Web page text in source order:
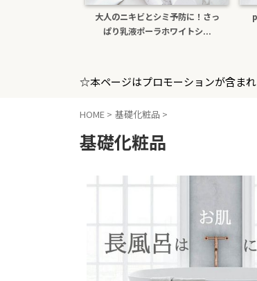
polaホワイトショットクリーム
RXSの効果を口コミ
☆本ページはプロモーションが含ま
HOME > 基礎化粧品 >
基礎化粧品